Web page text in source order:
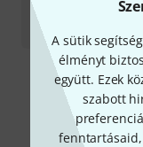
A sütik
élményt
együtt. Ezek
szabott
19